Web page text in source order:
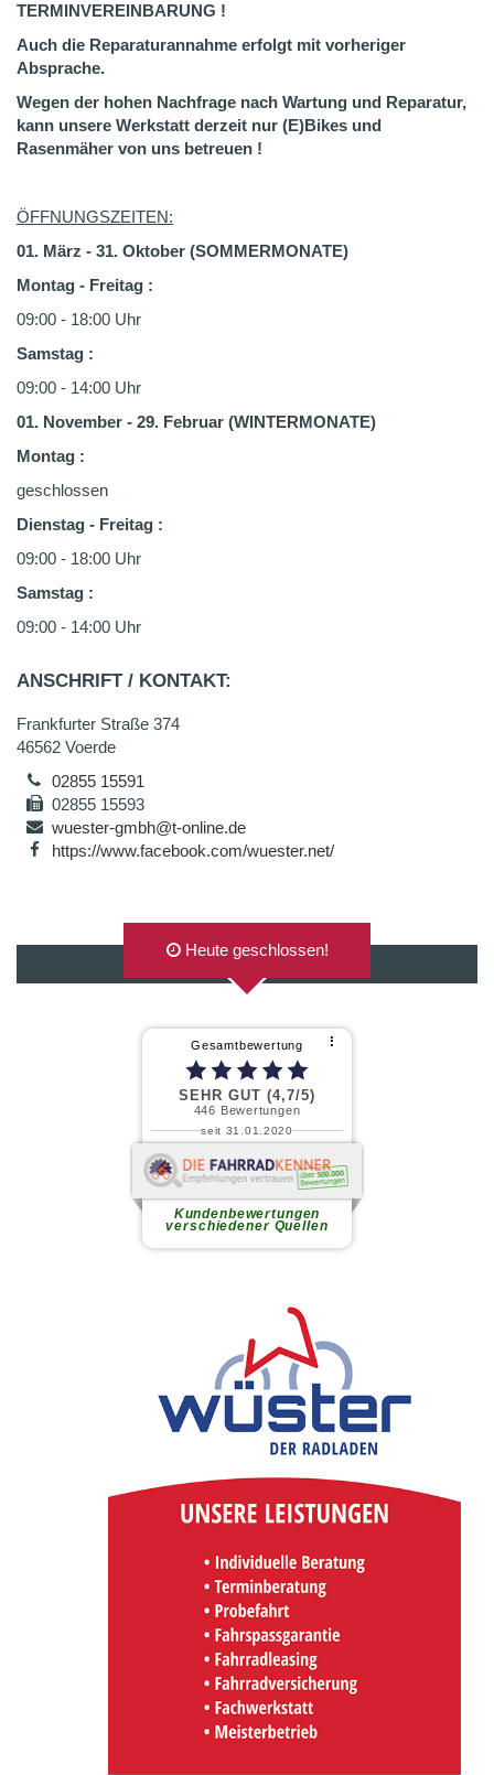
TERMINVEREINBARUNG !
Auch die Reparaturannahme erfolgt mit vorheriger
Absprache.
Wegen der hohen Nachfrage nach Wartung und Reparatur,
kann unsere Werkstatt derzeit nur (E)Bikes und
Rasenmäher von uns betreuen !
ÖFFNUNGSZEITEN:
01. März - 31. Oktober (SOMMERMONATE)
Montag - Freitag :
09:00 - 18:00 Uhr
Samstag :
09:00 - 14:00 Uhr
01. November - 29. Februar (WINTERMONATE)
Montag :
geschlossen
Dienstag - Freitag :
09:00 - 18:00 Uhr
Samstag :
09:00 - 14:00 Uhr
ANSCHRIFT / KONTAKT:
Frankfurter Straße 374
46562 Voerde
02855 15591
02855 15593
wuester-gmbh@t-online.de
https://www.facebook.com/wuester.net/
AUF GOOGLEMAPS ANZEIGEN
Heute geschlossen!